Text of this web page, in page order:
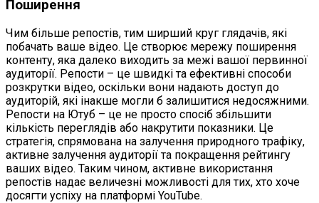
Поширення
Чим більше репостів, тим ширший круг глядачів, які
побачать ваше відео. Це створює мережу поширення
контенту, яка далеко виходить за межі вашої первинної
аудиторії. Репости – це швидкі та ефективні способи
розкрутки відео, оскільки вони надають доступ до
аудиторій, які інакше могли б залишитися недосяжними.
Репости на Ютуб – це не просто спосіб збільшити
кількість переглядів або накрутити показники. Це
стратегія, спрямована на залучення природного трафіку,
активне залучення аудиторії та покращення рейтингу
ваших відео. Таким чином, активне використання
репостів надає величезні можливості для тих, хто хоче
досягти успіху на платформі YouTube.